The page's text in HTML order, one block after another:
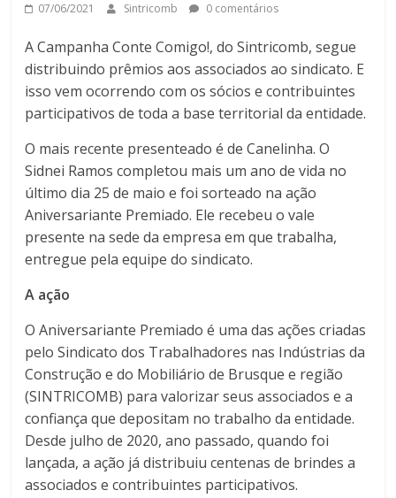
07/06/2021 Sintricomb 0 comentários
A Campanha Conte Comigo!, do Sintricomb, segue
distribuindo prêmios aos associados ao sindicato. E
isso vem ocorrendo com os sócios e contribuintes
participativos de toda a base territorial da entidade.
O mais recente presenteado é de Canelinha. O
Sidnei Ramos completou mais um ano de vida no
último dia 25 de maio e foi sorteado na ação
Aniversariante Premiado. Ele recebeu o vale
presente na sede da empresa em que trabalha,
entregue pela equipe do sindicato.
A ação
O Aniversariante Premiado é uma das ações criadas
pelo Sindicato dos Trabalhadores nas Indústrias da
Construção e do Mobiliário de Brusque e região
(SINTRICOMB) para valorizar seus associados e a
confiança que depositam no trabalho da entidade.
Desde julho de 2020, ano passado, quando foi
lançada, a ação já distribuiu centenas de brindes a
associados e contribuintes participativos.